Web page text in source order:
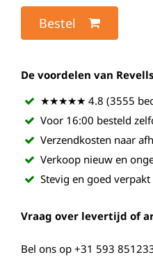
Bestel
De voordelen van
★★★★★ 4.8 (3555
Voor 16:00 besteld
Verzendkosten naar
Verkoop nieuw en
Stevig en goed verpakt
Vraag over levertijd of
Bel ons op +31 593